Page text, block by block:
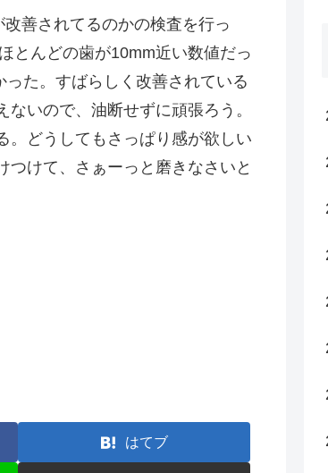
善されてるのかの検査を行っ
とんどの歯が10mm近い数値だっ
た。すばらしく改善されている
いので、油断せずに頑張ろう。
。どうしてもさっぱり感が欲しい
つけて、さぁーっと磨きなさいと
はてブ